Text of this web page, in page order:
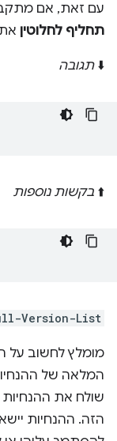
עם זאת, אם
תחליף לחלוטין
⬇️תגובה
⬆️ בקשות נוספות
Version-List
מומלץ לחשוב על
המלאה של
שולח את
הזה. ההנחיות